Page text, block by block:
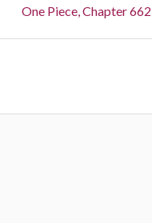
navigation
Previous:
One Piece, Chapter 662